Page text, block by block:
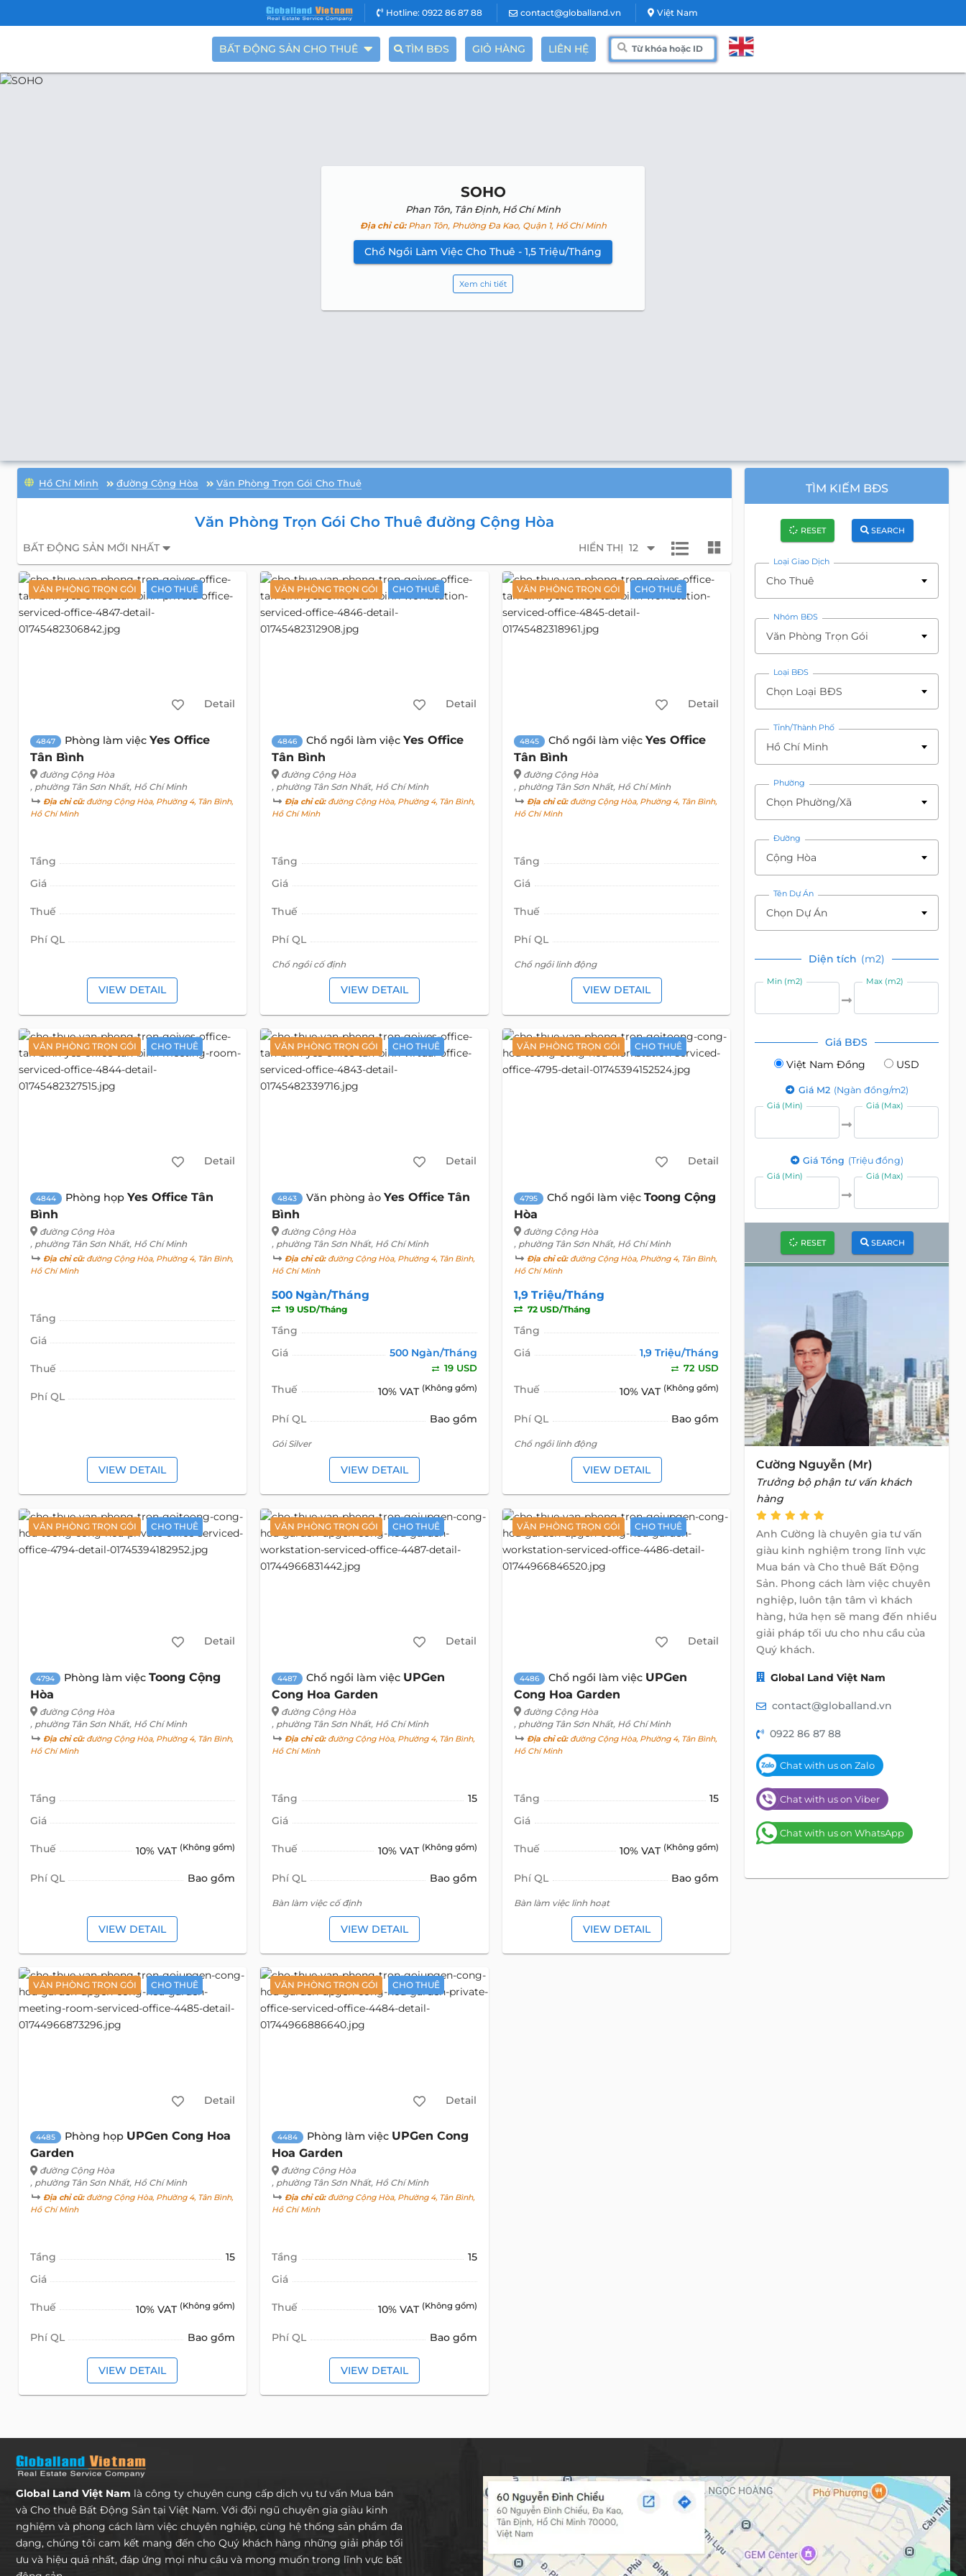
Hotline: 0922 86 87 88 contact@globalland.vn Việt Nam
BẤT ĐỘNG SẢN CHO THUÊ TÌM BĐS GIỎ HÀNG LIÊN HỆ
SOHO
Phan Tôn, Tân Định, Hồ Chí Minh
Địa chỉ cũ:Phan Tôn, Phường Đa Kao, Quận 1, Hồ Chí Minh
Chổ Ngồi Làm Việc Cho Thuê - 1,5 Triệu/Tháng
Xem chi tiết
Hồ Chí Minh đường Cộng Hòa Văn Phòng Trọn Gói Cho Thuê
Văn Phòng Trọn Gói Cho Thuê đường Cộng Hòa
BẤT ĐỘNG SẢN MỚI NHẤT HIỂN THỊ 12
VĂN PHÒNG TRỌN GÓI CHO THUÊ
Detail
4847 Phòng làm việc Yes Office
Tân Bình
đường Cộng Hòa
, phường Tân Sơn Nhất, Hồ Chí Minh
Địa chỉ cũ:đường Cộng Hòa, Phường 4, Tân Bình,
Hồ Chí Minh
Tầng
Giá
Thuế
Phí QL
VIEW DETAIL
VĂN PHÒNG TRỌN GÓI CHO THUÊ
Detail
4846 Chổ ngồi làm việcYes Office
Tân Bình
đường Cộng Hòa
, phường Tân Sơn Nhất, Hồ Chí Minh
Địa chỉ cũ:đường Cộng Hòa, Phường 4, Tân Bình,
Hồ Chí Minh
Tầng
Giá
Thuế
Phí QL
Chổ ngồi cố định
VIEW DETAIL
VĂN PHÒNG TRỌN GÓI CHO THUÊ
Detail
4845 Chổ ngồi làm việc Yes Office
Tân Bình
đường Cộng Hòa
, phường Tân Sơn Nhất, Hồ Chí Minh
Địa chỉ cũ:đường Cộng Hòa, Phường 4, Tân Bình,
Hồ Chí Minh
Tầng
Giá
Thuế
Phí QL
Chổ ngồi linh động
VIEW DETAIL
VĂN PHÒNG TRỌN GÓI CHO THUÊ
Detail
4844 Phòng họp Yes Office Tân
Bình
đường Cộng Hòa
, phường Tân Sơn Nhất, Hồ Chí Minh
Địa chỉ cũ:đường Cộng Hòa, Phường 4, Tân Bình,
Hồ Chí Minh
Tầng
Giá
Thuế
Phí QL
VIEW DETAIL
VĂN PHÒNG TRỌN GÓI CHO THUÊ
Detail
4843 Văn phòng ảoYes Office Tân
Bình
đường Cộng Hòa
, phường Tân Sơn Nhất, Hồ Chí Minh
Địa chỉ cũ:đường Cộng Hòa, Phường 4, Tân Bình,
Hồ Chí Minh
500 Ngàn/Tháng
19 USD/Tháng
Tầng
Giá
500 Ngàn/Tháng
19 USD
Thuế 10% VAT (Không gồm)
Phí QL Bao gồm
Gói Silver
VIEW DETAIL
VĂN PHÒNG TRỌN GÓI CHO THUÊ
Detail
4795 Chổ ngồi làm việc Toong Cộng
Hòa
đường Cộng Hòa
, phường Tân Sơn Nhất, Hồ Chí Minh
Địa chỉ cũ:đường Cộng Hòa, Phường 4, Tân Bình,
Hồ Chí Minh
1,9 Triệu/Tháng
72 USD/Tháng
Tầng
Giá
1,9 Triệu/Tháng
72 USD
Thuế 10% VAT (Không gồm)
Phí QL Bao gồm
Chổ ngồi linh động
VIEW DETAIL
VĂN PHÒNG TRỌN GÓI CHO THUÊ
Detail
4794 Phòng làm việc Toong Cộng
Hòa
đường Cộng Hòa
, phường Tân Sơn Nhất, Hồ Chí Minh
Địa chỉ cũ:đường Cộng Hòa, Phường 4, Tân Bình,
Hồ Chí Minh
Tầng
Giá
Thuế 10% VAT (Không gồm)
Phí QL Bao gồm
VIEW DETAIL
VĂN PHÒNG TRỌN GÓI CHO THUÊ
Detail
4487 Chổ ngồi làm việc UPGen
Cong Hoa Garden
đường Cộng Hòa
, phường Tân Sơn Nhất, Hồ Chí Minh
Địa chỉ cũ:đường Cộng Hòa, Phường 4, Tân Bình,
Hồ Chí Minh
Tầng
15
Giá
Thuế 10% VAT (Không gồm)
Phí QL Bao gồm
Bàn làm việc cố định
VIEW DETAIL
VĂN PHÒNG TRỌN GÓI CHO THUÊ
Detail
4486 Chổ ngồi làm việc UPGen
Cong Hoa Garden
đường Cộng Hòa
, phường Tân Sơn Nhất, Hồ Chí Minh
Địa chỉ cũ:đường Cộng Hòa, Phường 4, Tân Bình,
Hồ Chí Minh
Tầng
15
Giá
Thuế 10% VAT (Không gồm)
Phí QL Bao gồm
Bàn làm việc linh hoạt
VIEW DETAIL
VĂN PHÒNG TRỌN GÓI CHO THUÊ
Detail
4485 Phòng họp UPGen Cong Hoa
Garden
đường Cộng Hòa
, phường Tân Sơn Nhất, Hồ Chí Minh
Địa chỉ cũ:đường Cộng Hòa, Phường 4, Tân Bình,
Hồ Chí Minh
Tầng
15
Giá
Thuế 10% VAT (Không gồm)
Phí QL Bao gồm
VIEW DETAIL
VĂN PHÒNG TRỌN GÓI CHO THUÊ
Detail
4484 Phòng làm việc UPGen Cong
Hoa Garden
đường Cộng Hòa
, phường Tân Sơn Nhất, Hồ Chí Minh
Địa chỉ cũ:đường Cộng Hòa, Phường 4, Tân Bình,
Hồ Chí Minh
Tầng
15
Giá
Thuế 10% VAT (Không gồm)
Phí QL Bao gồm
VIEW DETAIL
TÌM KIẾM BĐS
RESET SEARCH
Loại Giao Dịch
Cho Thuê
Nhóm BĐS
Văn Phòng Trọn Gói
Loại BĐS
Chọn Loại BĐS
Tỉnh/Thành Phố
Hồ Chí Minh
Phường
Chọn Phường/Xã
Đường
Cộng Hòa
Tên Dự Án
Chọn Dự Án
Diện tích (m2)
Min (m2) Max (m2)
Giá BĐS
Việt Nam Đồng
USD
Giá M2 (Ngàn đồng/m2)
Giá (Min) Giá (Max)
Giá Tổng (Triệu đồng)
Giá (Min) Giá (Max)
RESET SEARCH
Cường Nguyễn (Mr)
Trưởng bộ phận tư vấn khách
hàng
Anh Cường là chuyên gia tư vấn
giàu kinh nghiệm trong lĩnh vực
Mua bán và Cho thuê Bất Động
Sản. Phong cách làm việc chuyên
nghiệp, luôn tận tâm vì khách
hàng, hứa hẹn sẽ mang đến nhiều
giải pháp tối ưu cho nhu cầu của
Quý khách.
Global Land Việt Nam
contact@globalland.vn
0922 86 87 88
Chat with us on Zalo
Chat with us on Viber
Chat with us on WhatsApp
Global Land Việt Nam là công ty chuyên cung cấp dịch vụ tư vấn Mua bán
và Cho thuê Bất Động Sản tại Việt Nam. Với đội ngũ chuyên gia giàu kinh
nghiệm và phong cách làm việc chuyên nghiệp, cùng hệ thống sản phẩm đa
dạng, chúng tôi cam kết mang đến cho Quý khách hàng những giải pháp tối
ưu và hiệu quả nhất, đáp ứng mọi nhu cầu và mong muốn trong lĩnh vực bất